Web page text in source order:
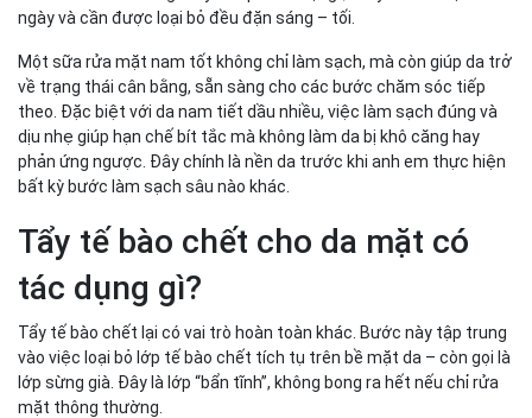
ngày và cần được loại bỏ đều đặn sáng – tối.
Một sữa rửa mặt nam tốt không chỉ làm sạch, mà còn giúp da trở
về trạng thái cân bằng, sẵn sàng cho các bước chăm sóc tiếp
theo. Đặc biệt với da nam tiết dầu nhiều, việc làm sạch đúng và
dịu nhẹ giúp hạn chế bít tắc mà không làm da bị khô căng hay
phản ứng ngược. Đây chính là nền da trước khi anh em thực hiện
bất kỳ bước làm sạch sâu nào khác.
Tẩy tế bào chết cho da mặt có
tác dụng gì?
Tẩy tế bào chết lại có vai trò hoàn toàn khác. Bước này tập trung
vào việc loại bỏ lớp tế bào chết tích tụ trên bề mặt da – còn gọi là
lớp sừng già. Đây là lớp “bẩn tĩnh”, không bong ra hết nếu chỉ rửa
mặt thông thường.